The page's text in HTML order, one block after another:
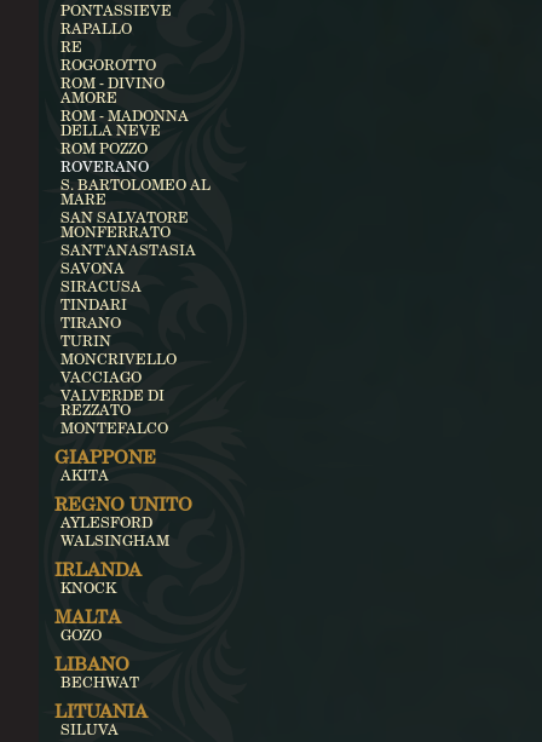
PONTASSIEVE
RAPALLO
RE
ROGOROTTO
ROM - DIVINO
AMORE
ROM - MADONNA
DELLA NEVE
ROM POZZO
ROVERANO
S. BARTOLOMEO AL
MARE
SAN SALVATORE
MONFERRATO
SANT'ANASTASIA
SAVONA
SIRACUSA
TINDARI
TIRANO
TURIN
MONCRIVELLO
VACCIAGO
VALVERDE DI
REZZATO
MONTEFALCO
GIAPPONE
AKITA
REGNO UNITO
AYLESFORD
WALSINGHAM
IRLANDA
KNOCK
MALTA
GOZO
LIBANO
BECHWAT
LITUANIA
SILUVA